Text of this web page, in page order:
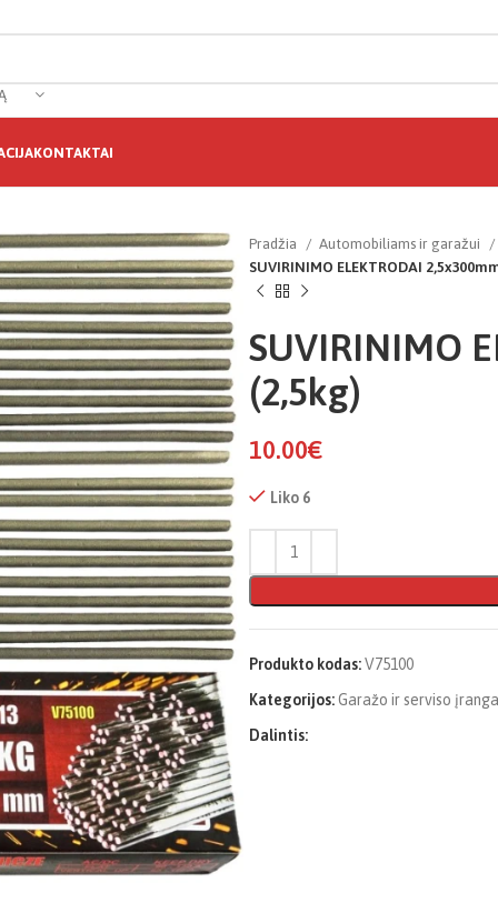
KONTAKTAI
Pradžia
Automobiliams ir garažui
SUVIRINIMO ELEKTRODAI
SUVIRINIMO
(2,5kg)
10.00€
Liko 6
Produkto kodas:V75100
Kategorijos:Garažo ir serviso įranga
Dalintis: